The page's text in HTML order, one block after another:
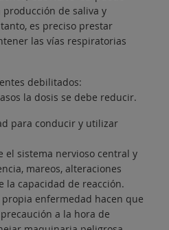
de saliva y
es preciso prestar
las vías respiratorias
debilitados:
la dosis se debe reducir.
para conducir y utilizar
el sistema nervioso central y
mareos, alteraciones
la capacidad de reacción.
propia enfermedad hacen que
a la hora de